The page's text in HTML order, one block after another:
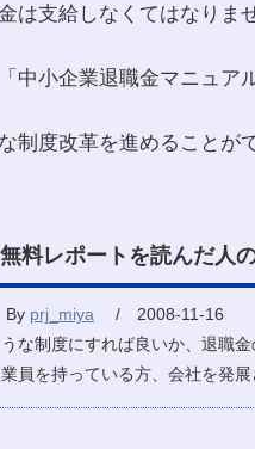
は支給しなくてはなりませ
中小企業退職金マニュア
制度改革を進めることが
料レポートを読んだ人
By prj_miya / 2008-11-16
な制度にすれば良いか、退職
員を持っている方、会社を発